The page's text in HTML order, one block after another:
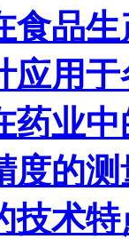
食品
应用
药业
度的
技术